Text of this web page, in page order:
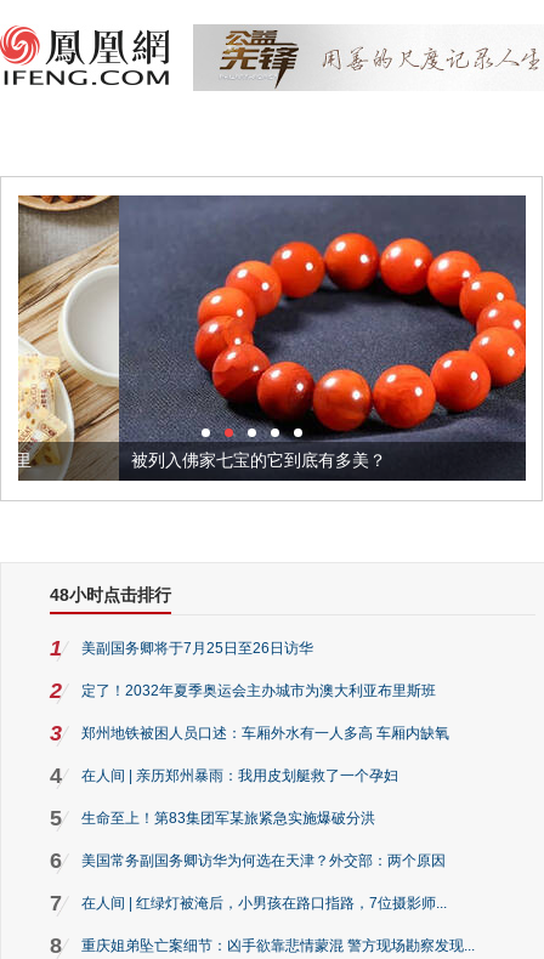
被列入佛家七宝的它到底有多美？
48小时点击排行
1 美副国务卿将于7月25日至26日访华
2 定了！2032年夏季奥运会主办城市为澳大利亚布里斯班
3 郑州地铁被困人员口述：车厢外水有一人多高 车厢内缺氧
4 在人间 | 亲历郑州暴雨：我用皮划艇救了一个孕妇
5 生命至上！第83集团军某旅紧急实施爆破分洪
6 美国常务副国务卿访华为何选在天津？外交部：两个原因
7 在人间 | 红绿灯被淹后，小男孩在路口指路，7位摄影师...
8 重庆姐弟坠亡案细节：凶手欲靠悲情蒙混 警方现场勘察发现...